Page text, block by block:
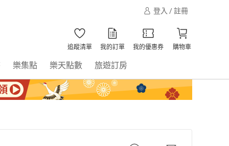
登入 / 註冊
追蹤清單 我的訂單 我的優惠券 購物車
樂集點 樂天點數 旅遊訂房